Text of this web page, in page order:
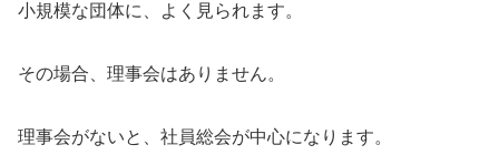
小規模な団体に、よく見られます。
その場合、理事会はありません。
理事会がないと、社員総会が中心になります。